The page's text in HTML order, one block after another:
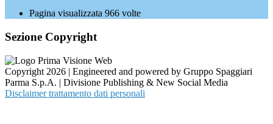
Pagina visualizzata 966 volte
Sezione Copyright
Copyright 2026 | Engineered and powered by Gruppo Spaggiari
Parma S.p.A. | Divisione Publishing & New Social Media
Disclaimer trattamento dati personali